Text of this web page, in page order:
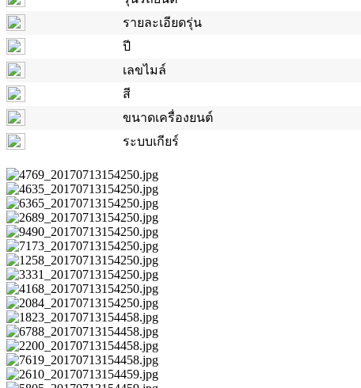
รายละเอียดรุ่น
ปี
เลขไมล์
สี
ขนาดเครื่องยนต์
ระบบเกียร์